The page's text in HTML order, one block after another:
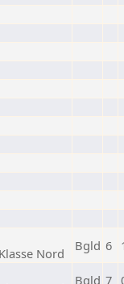
Nord
Bgld 6
Bgld 7